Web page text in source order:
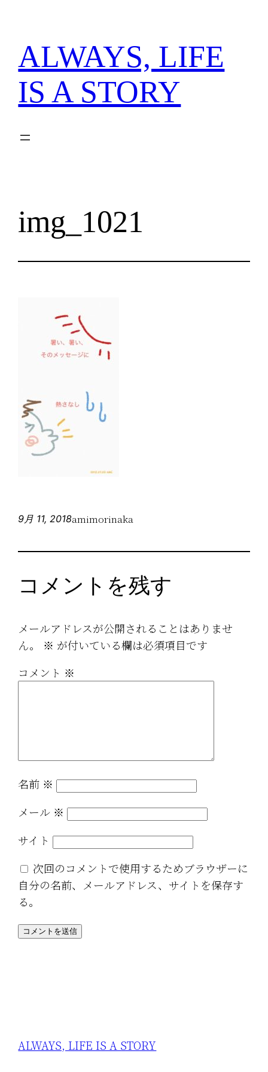
ALWAYS, LIFE
IS A STORY
img_1021
9月 11, 2018amimorinaka
コメントを残す
メールアドレスが公開されることはありませ
ん。
※ が付いている欄は必須項目です
コメント ※
名前 ※
メール ※
サイト
次回のコメントで使用するためブラウザーに
自分の名前、メールアドレス、サイトを保存す
る。
ALWAYS, LIFE IS A STORY